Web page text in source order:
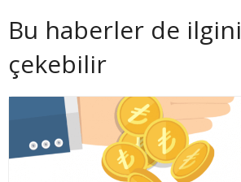
Bu haberler de ilgini
çekebilir